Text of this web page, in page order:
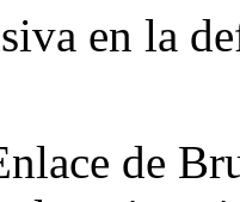
en la
de